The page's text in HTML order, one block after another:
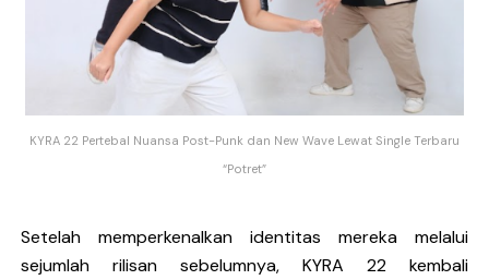
Sindikat Sisa Semalam Rayakan Kehangatan Tradisi
Given Rayakan Rasa Kagum dan Jatuh Cinta Lewat
The Joo’s Sajikan Kritik Sosial dalam Balutan
KYRA 22 Pertebal Nuansa Post-Punk dan New Wave Lewat Single Terbaru
“Potret”
Setelah memperkenalkan identitas mereka melalui
sejumlah rilisan sebelumnya, KYRA 22 kembali